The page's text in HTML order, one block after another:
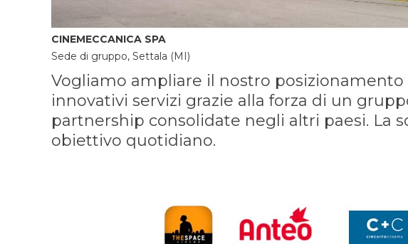
CINEMECCANICA SPA
Sede di gruppo, Settala (MI)
Vogliamo ampliare il nostro
innovativi servizi grazie alla forza di un
partnership consolidate negli altri paesi. La
obiettivo quotidiano.